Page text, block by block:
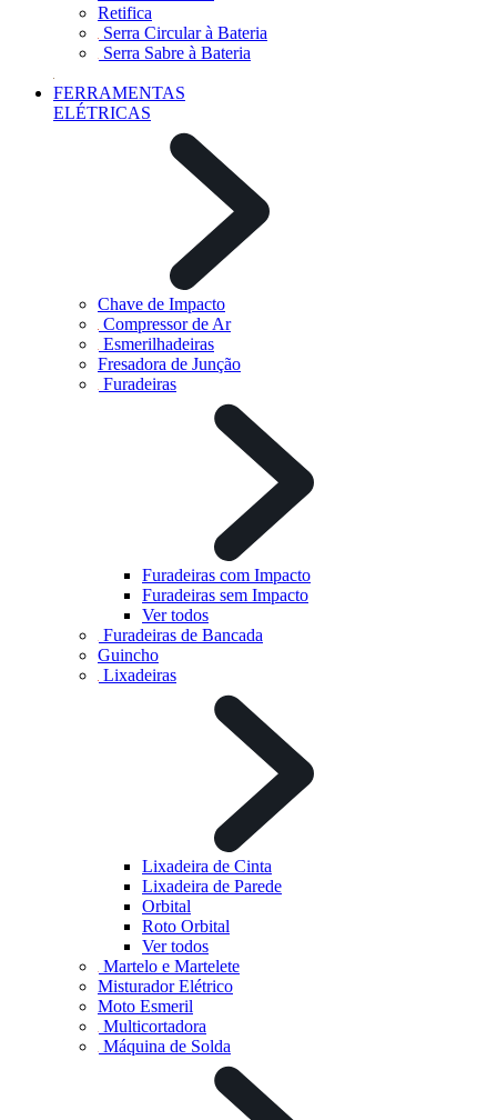
Retifica
Serra Circular à Bateria
Serra Sabre à Bateria
FERRAMENTAS
ELÉTRICAS
Chave de Impacto
Compressor de Ar
Esmerilhadeiras
Fresadora de Junção
Furadeiras
Furadeiras com Impacto
Furadeiras sem Impacto
Ver todos
Furadeiras de Bancada
Guincho
Lixadeiras
Lixadeira de Cinta
Lixadeira de Parede
Orbital
Roto Orbital
Ver todos
Martelo e Martelete
Misturador Elétrico
Moto Esmeril
Multicortadora
Máquina de Solda